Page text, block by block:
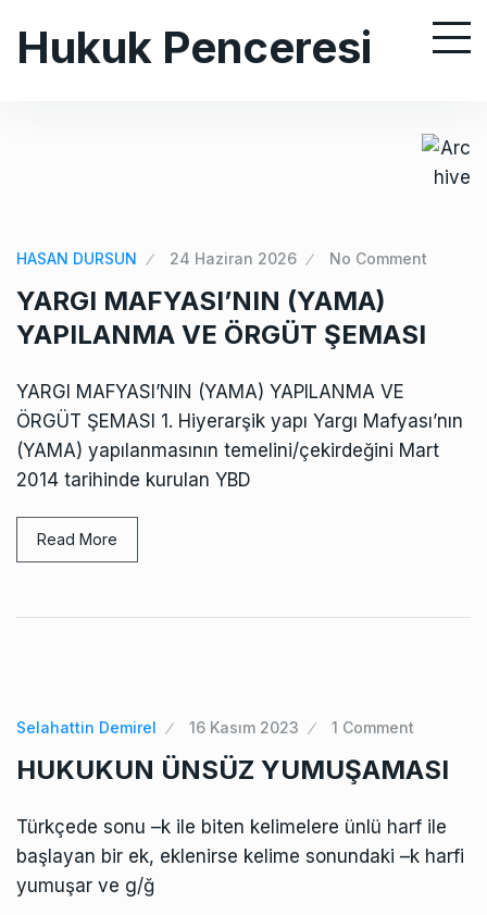
Hukuk Penceresi
HASAN DURSUN 24 Haziran 2026 No Comment
YARGI MAFYASI’NIN (YAMA)
YAPILANMA VE ÖRGÜT ŞEMASI
YARGI MAFYASI’NIN (YAMA) YAPILANMA VE
ÖRGÜT ŞEMASI 1. Hiyerarşik yapı Yargı Mafyası’nın
(YAMA) yapılanmasının temelini/çekirdeğini Mart
2014 tarihinde kurulan YBD
Read More
Selahattin Demirel 16 Kasım 2023 1 Comment
HUKUKUN ÜNSÜZ YUMUŞAMASI
Türkçede sonu –k ile biten kelimelere ünlü harf ile
başlayan bir ek, eklenirse kelime sonundaki –k harfi
yumuşar ve g/ğ